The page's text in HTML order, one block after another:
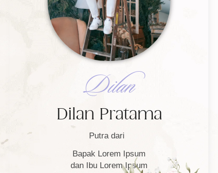
Dilan
Dilan Pratama
Putra dari
Bapak Lorem Ipsum
dan Ibu Lorem Ipsum